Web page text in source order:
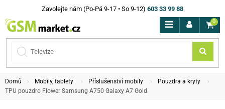
Zavolejte nám (Po-Pá 9-17 • So 9-12) 603 33 99 88
0
Domů Mobily, tablety Příslušenství mobily
Pouzdra a kryty
TPU pouzdro Flower Samsung A750 Galaxy A7 Gold